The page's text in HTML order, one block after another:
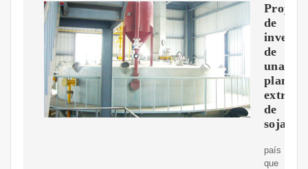
de
de
una
planta
de
soja
país
que